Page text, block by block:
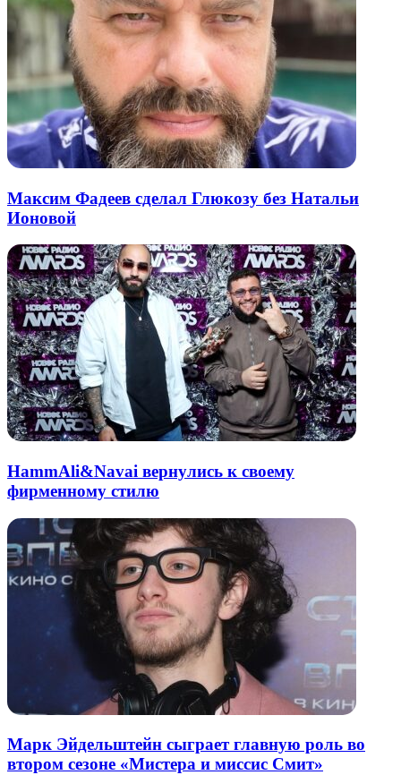
Максим Фадеев сделал Глюкозу без Натальи
Ионовой
HammAli&Navai вернулись к своему
фирменному стилю
Марк Эйдельштейн сыграет главную роль во
втором сезоне «Мистера и миссис Смит»